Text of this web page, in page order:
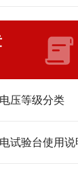
压等级分类
试验台使用说